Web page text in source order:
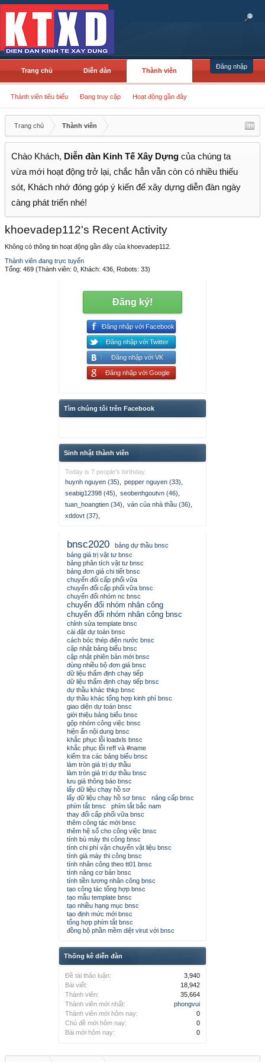
Đăng nhập
Trang chủ Diễn đàn Thành viên
Thành viên tiêu biểu Đang truy cập Hoạt động gần đây
Trang chủ Thành viên
Chào Khách, Diễn đàn Kinh Tế Xây Dựng của chúng ta
vừa mới hoạt động trở lại, chắc hẳn vẫn còn có nhiều thiếu
sót, Khách nhớ đóng góp ý kiến để xây dựng diễn đàn ngày
càng phát triển nhé!
khoevadep112's Recent Activity
Không có thông tin hoạt động gần đây của khoevadep112.
Thành viên đang trực tuyến
Tổng: 469 (Thành viên: 0, Khách: 436, Robots: 33)
Đăng ký!
Đăng nhập với Facebook
Đăng nhập với Twitter
Đăng nhập với VK
Đăng nhập với Google
Tìm chúng tôi trên Facebook
Sinh nhật thành viên
Today is 7 people's birthday.
huynh nguyen (35)
pepper nguyen (33)
seabig12398 (45)
seobenhgoutvn (46)
tuan_hoangtien (34)
ván của nhà thầu (36)
xddovt (37)
bnsc2020
bảng dự thầu bnsc
bảng giá trị vật tư bnsc
bảng phân tích vật tư bnsc
bảng đơn giá chi tiết bnsc
chuyển đổi cấp phối vữa
chuyển đổi cấp phối vữa bnsc
chuyển đổi nhóm nc bnsc
chuyển đổi nhóm nhân công
chuyển đổi nhóm nhân công bnsc
chỉnh sửa template bnsc
cài đặt dự toán bnsc
cách bóc thép điện nước bnsc
cập nhật bảng biểu bnsc
cập nhật phiên bản mới bnsc
dùng nhiều bộ đơn giá bnsc
dữ liệu thẩm định chạy tiếp
dữ liệu thẩm định chạy tiếp bnsc
dự thầu khác thkp bnsc
dự thầu khác tổng hợp kinh phí bnsc
giao diện dự toán bnsc
giới thiệu bảng biểu bnsc
gộp nhóm công việc bnsc
hiện ẩn nội dung bnsc
khắc phục lỗi loadxls bnsc
khắc phục lỗi reff và #name
kiểm tra các bảng biểu bnsc
làm tròn giá trị dự thầu
làm tròn giá trị dự thầu bnsc
lưu giá thông báo bnsc
lấy dữ liệu chạy hồ sơ
lấy dữ liệu chạy hồ sơ bnsc
nâng cấp bnsc
phím tắt bnsc
phím tắt bắc nam
thay đổi cấp phối vữa bnsc
thêm công tác mới bnsc
thêm hệ số cho công việc bnsc
tính bù máy thi công bnsc
tính chi phí vận chuyển vật liệu bnsc
tính giá máy thi công bnsc
tính nhân công theo tt01 bnsc
tính năng cơ bản bnsc
tính tiền lương nhân công bnsc
tạo công tác tổng hợp bnsc
tạo mẫu template bnsc
tạo nhiều hạng mục bnsc
tạo định mức mới bnsc
tổng hợp phím tắt bnsc
đồng bộ phần mềm diệt virut với bnsc
Thống kê diễn đàn
Đề tài thảo luận:
3,940
Bài viết:
18,942
Thành viên:
35,664
Thành viên mới nhất:
phongvui
Thành viên mới hôm nay:
0
Chủ đề mới hôm nay:
0
Bài mới hôm nay:
0